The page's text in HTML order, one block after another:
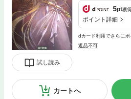
試し読み
5pt獲
ポイント詳細
dカード利用でさらに
返品不可
カートへ